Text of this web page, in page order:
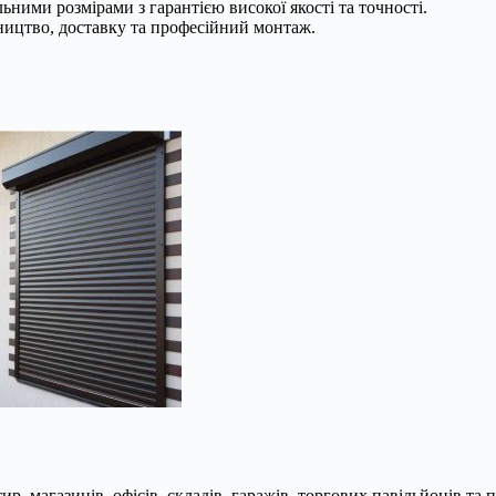
розмірами з гарантією високої якості та точності.
доставку та професійний монтаж.